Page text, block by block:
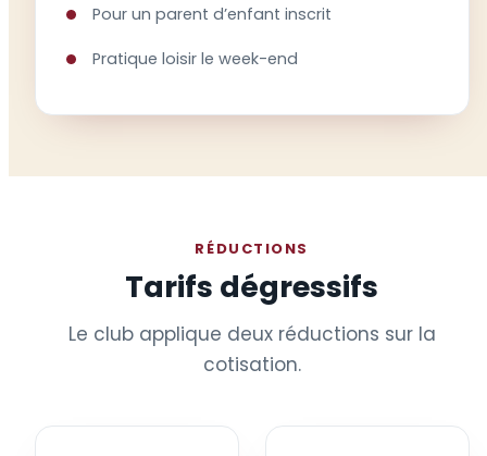
Pour un parent d’enfant inscrit
Pratique loisir le week-end
RÉDUCTIONS
Tarifs dégressifs
Le club applique deux réductions sur la
cotisation.